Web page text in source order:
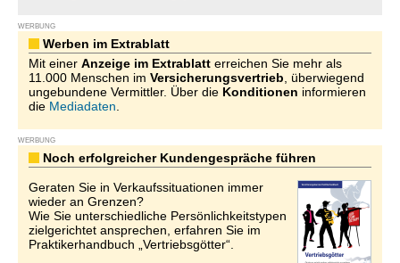
WERBUNG
Werben im Extrablatt
Mit einer Anzeige im Extrablatt erreichen Sie mehr als
11.000 Menschen im Versicherungsvertrieb , überwiegend
ungebundene Vermittler. Über die Konditionen informieren
die Mediadaten
WERBUNG
Noch erfolgreicher Kundengespräche führen
Geraten Sie in Verkaufssituationen immer
wieder an Grenzen?
Wie Sie unterschiedliche Persönlichkeitstypen
zielgerichtet ansprechen, erfahren Sie im
Praktikerhandbuch „Vertriebsgötter“.